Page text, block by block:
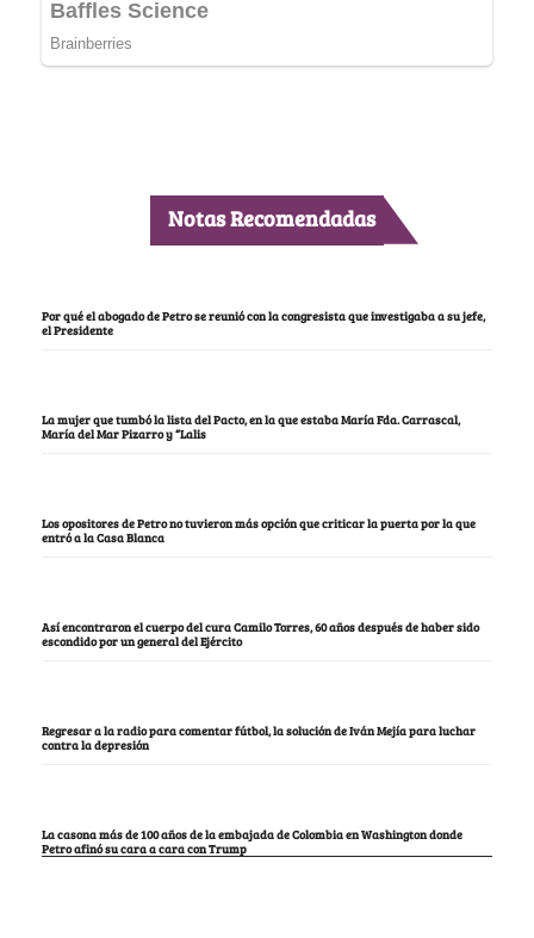
Notas Recomendadas
Por qué el abogado de Petro se reunió con la congresista que investigaba a su jefe,
el Presidente
La mujer que tumbó la lista del Pacto, en la que estaba María Fda. Carrascal,
María del Mar Pizarro y “Lalis
Los opositores de Petro no tuvieron más opción que criticar la puerta por la que
entró a la Casa Blanca
Así encontraron el cuerpo del cura Camilo Torres, 60 años después de haber sido
escondido por un general del Ejército
Regresar a la radio para comentar fútbol, la solución de Iván Mejía para luchar
contra la depresión
La casona más de 100 años de la embajada de Colombia en Washington donde
Petro afinó su cara a cara con Trump